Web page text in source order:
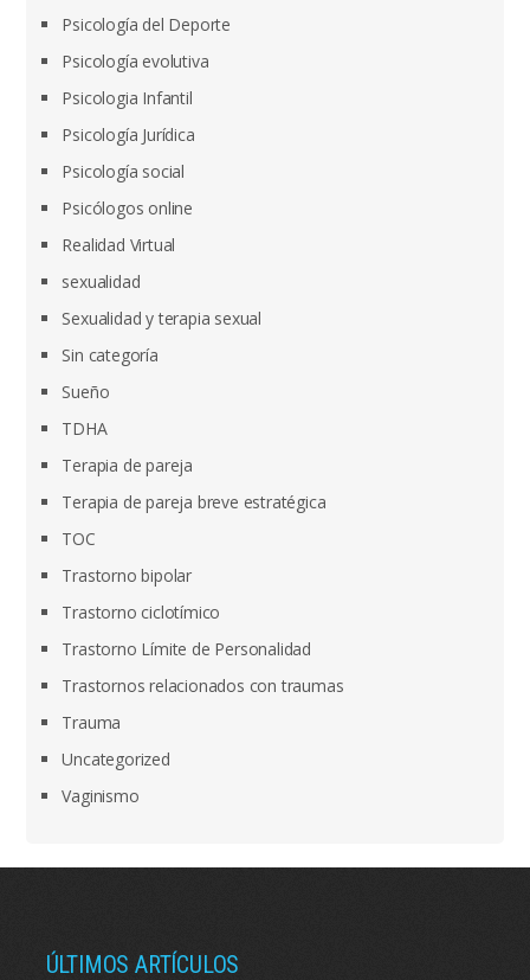
Psicología del Deporte
Psicología evolutiva
Psicologia Infantil
Psicología Jurídica
Psicología social
Psicólogos online
Realidad Virtual
sexualidad
Sexualidad y terapia sexual
Sin categoría
Sueño
TDHA
Terapia de pareja
Terapia de pareja breve estratégica
TOC
Trastorno bipolar
Trastorno ciclotímico
Trastorno Límite de Personalidad
Trastornos relacionados con traumas
Trauma
Uncategorized
Vaginismo
ÚLTIMOS ARTÍCULOS